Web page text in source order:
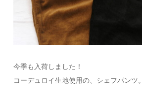
今季も入荷しました！
コーデュロイ生地使用の、シェフパンツ。